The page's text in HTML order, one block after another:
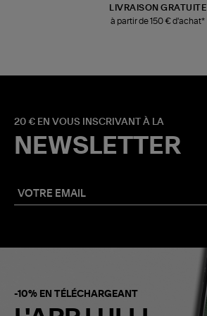
LIVRAISON GRATUITE
à partir de 150 € d'achat*
20 € EN VOUS INSCRIVANT À LA
NEWSLETTER
-10% EN TÉLÉCHARGEANT